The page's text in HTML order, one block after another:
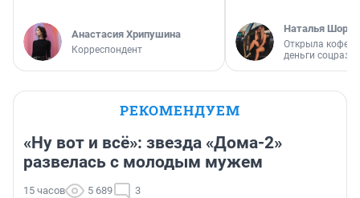
Анастасия Хрипушина
Корреспондент
Наталья
Открыла
деньги
РЕКОМЕНДУЕМ
«Ну вот и всё»: звезда «Дома-2»
развелась с молодым мужем
15 часов 5 689 3